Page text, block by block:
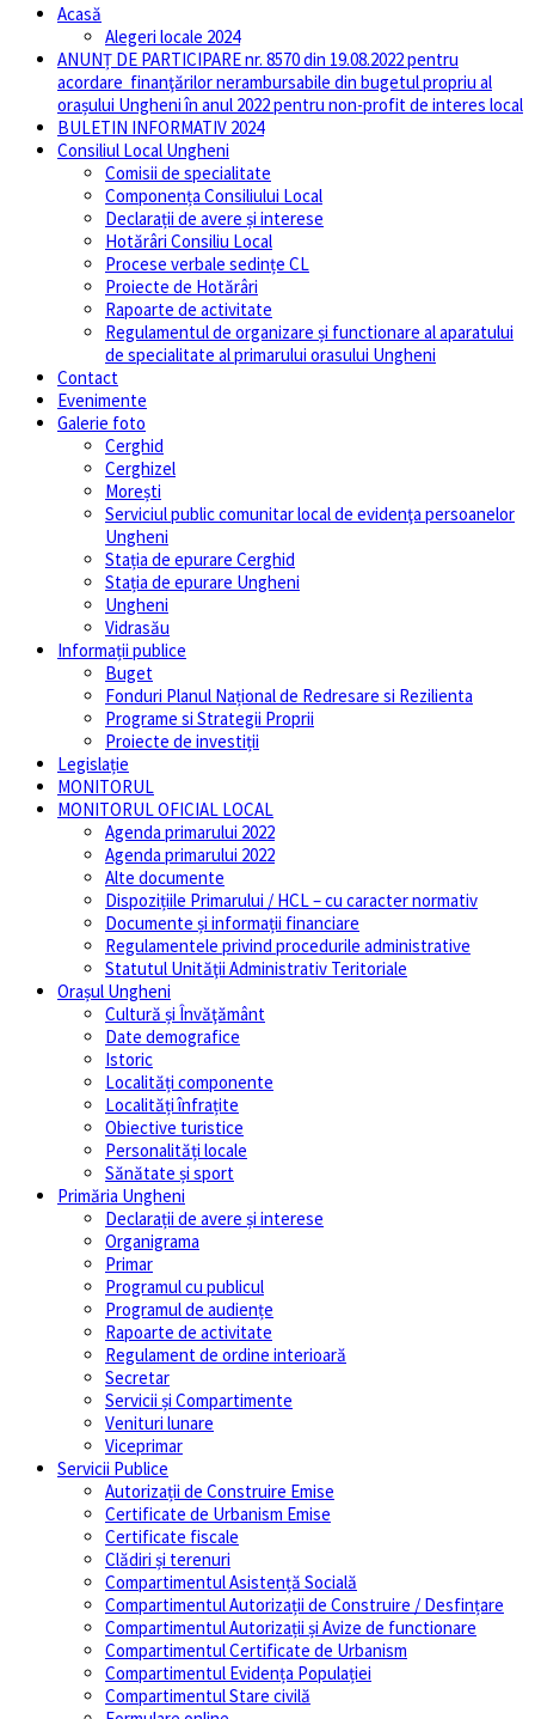
Acasă
Alegeri locale 2024
ANUNȚ DE PARTICIPARE nr. 8570 din 19.08.2022 pentru
acordare finanţărilor nerambursabile din bugetul propriu al
orașului Ungheni în anul 2022 pentru non-profit de interes local
BULETIN INFORMATIV 2024
Consiliul Local Ungheni
Comisii de specialitate
Componența Consiliului Local
Declarații de avere și interese
Hotărâri Consiliu Local
Procese verbale sedințe CL
Proiecte de Hotărâri
Rapoarte de activitate
Regulamentul de organizare și functionare al aparatului
de specialitate al primarului orasului Ungheni
Contact
Evenimente
Galerie foto
Cerghid
Cerghizel
Morești
Serviciul public comunitar local de evidenţa persoanelor
Ungheni
Stația de epurare Cerghid
Stația de epurare Ungheni
Ungheni
Vidrasău
Informații publice
Buget
Fonduri Planul Național de Redresare si Rezilienta
Programe si Strategii Proprii
Proiecte de investiții
Legislație
MONITORUL
MONITORUL OFICIAL LOCAL
Agenda primarului 2022
Agenda primarului 2022
Alte documente
Dispozițiile Primarului / HCL – cu caracter normativ
Documente și informații financiare
Regulamentele privind procedurile administrative
Statutul Unităţii Administrativ Teritoriale
Orașul Ungheni
Cultură și Învăţământ
Date demografice
Istoric
Localități componente
Localități înfrațite
Obiective turistice
Personalități locale
Sănătate și sport
Primăria Ungheni
Declarații de avere și interese
Organigrama
Primar
Programul cu publicul
Programul de audiențe
Rapoarte de activitate
Regulament de ordine interioară
Secretar
Servicii și Compartimente
Venituri lunare
Viceprimar
Servicii Publice
Autorizații de Construire Emise
Certificate de Urbanism Emise
Certificate fiscale
Clădiri și terenuri
Compartimentul Asistență Socială
Compartimentul Autorizații de Construire / Desfințare
Compartimentul Autorizații și Avize de functionare
Compartimentul Certificate de Urbanism
Compartimentul Evidența Populației
Compartimentul Stare civilă